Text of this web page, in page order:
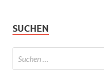
SUCHEN